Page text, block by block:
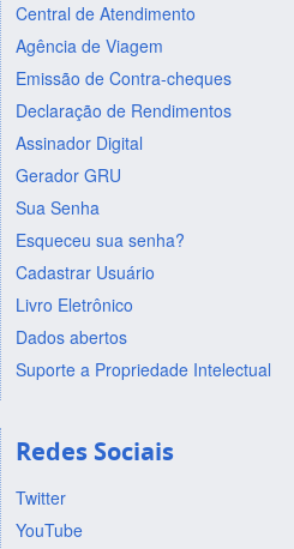
Central de Atendimento
Agência de Viagem
Emissão de Contra-cheques
Declaração de Rendimentos
Assinador Digital
Gerador GRU
Sua Senha
Esqueceu sua senha?
Cadastrar Usuário
Livro Eletrônico
Dados abertos
Suporte a Propriedade Intelectual
Redes Sociais
Twitter
YouTube